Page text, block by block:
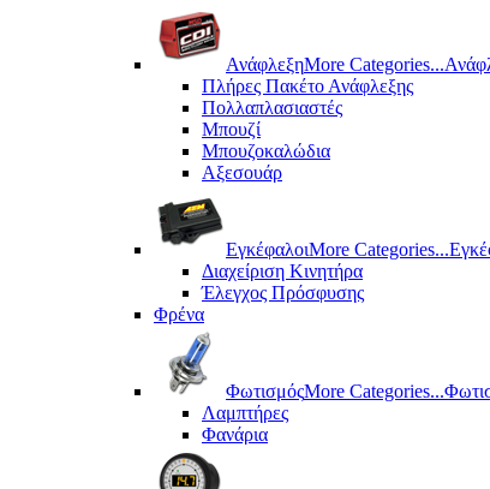
ΑνάφλεξηMore Categories...
Πλήρες Πακέτο Ανάφλεξης
Πολλαπλασιαστές
Μπουζί
Μπουζοκαλώδια
Αξεσουάρ
ΕγκέφαλοιMore Categories...
Διαχείριση Κινητήρα
Έλεγχος Πρόσφυσης
Φρένα
ΦωτισμόςMore Categories...
Λαμπτήρες
Φανάρια